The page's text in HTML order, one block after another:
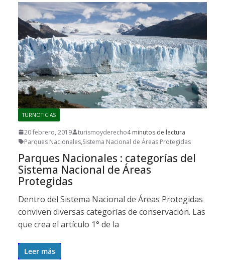
TURNOTICIAS
20 febrero, 2019 turismoyderecho4 minutos de lectura
Parques Nacionales,Sistema Nacional de Áreas Protegidas
Parques Nacionales : categorías del
Sistema Nacional de Áreas
Protegidas
Dentro del Sistema Nacional de Áreas Protegidas
conviven diversas categorías de conservación. Las
que crea el artículo 1° de la
Leer más